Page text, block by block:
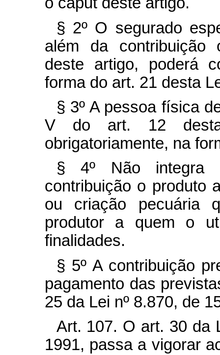
§ 2º O segurado
além da contribuição
deste artigo, poderá
forma do art. 21 desta
§ 3º A pessoa física
V do art. 12 desta
obrigatoriamente, na
§ 4º Não integra
contribuição o produto
ou criação pecuária
produtor a quem o
finalidades.
§ 5º A contribuição
pagamento das
25 da Lei nº 8.870, de
Art. 107. O art. 30 da
1991, passa a vigorar